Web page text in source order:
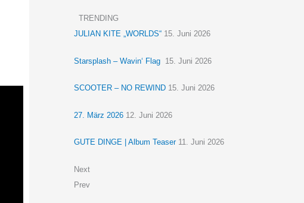
TRENDING
JULIAN KITE „WORLDS“ 15. Juni 2026
Starsplash – Wavin‘ Flag 15. Juni 2026
SCOOTER – NO REWIND 15. Juni 2026
27. März 2026 12. Juni 2026
GUTE DINGE | Album Teaser 11. Juni 2026
Next
Prev